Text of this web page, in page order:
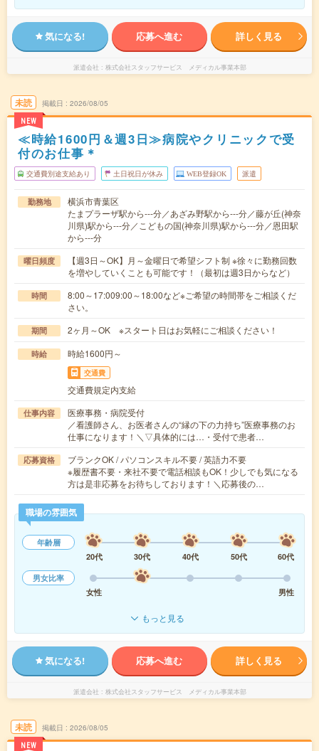
気になる! 応募へ進む 詳しく見る
派遣会社 株式会社スタッフサービス メディカル事業本部
未読
NEW
掲載日 2026/08/05
≪時給1600円＆週3日≫病院やクリニックで受
付のお仕事＊
交通費別途支給あり 土日祝日が休み WEB登録OK 派遣
勤務地
横浜市青葉区
たまプラーザ駅から---分／あざみ野駅から---分／藤が丘(神奈
川県)駅から---分／こどもの国(神奈川県)駅から---分／恩田駅
から---分
曜日頻度
【週3日～OK】月～金曜日で希望シフト制 ※徐々に勤務回数
を増やしていくことも可能です！（最初は週3日からなど）
時間
8:00～17:009:00～18:00など※ご希望の時間帯をご相談くだ
さい。
期間 2ヶ月～OK ※スタート日はお気軽にご相談ください！
時給 時給1600円～
交通費
交通費規定内支給
仕事内容
医療事務・病院受付
／看護師さん、お医者さんの“縁の下の力持ち”医療事務のお
仕事になります！＼▽具体的には…・受付で患者…
応募資格
ブランクOK / パソコンスキル不要 / 英語力不要
※履歴書不要・来社不要で電話相談もOK！少しでも気になる
方は是非応募をお待ちしております！＼応募後の…
職場の雰囲気
年齢層
20代
30代 40代 50代
60代
男女比率
女性
男性
もっと見る
気になる! 応募へ進む 詳しく見る
派遣会社 株式会社スタッフサービス メディカル事業本部
未読
NEW
掲載日 2026/08/05